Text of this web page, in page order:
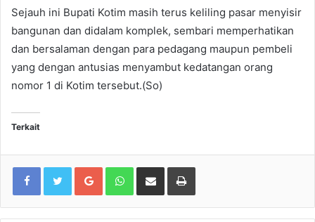
Sejauh ini Bupati Kotim masih terus keliling pasar menyisir
bangunan dan didalam komplek, sembari memperhatikan
dan bersalaman dengan para pedagang maupun pembeli
yang dengan antusias menyambut kedatangan orang
nomor 1 di Kotim tersebut.(So)
Terkait
Google+WhatsApp
Share via Email Print